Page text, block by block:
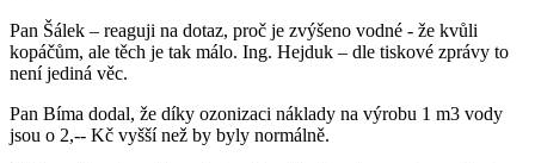
Pan Šálek – reaguji na dotaz, proč je zvýšeno vodné - že kvůli
kopáčům, ale těch je tak málo. Ing. Hejduk – dle tiskové zprávy to
není jediná věc.
Pan Bíma dodal, že díky ozonizaci náklady na výrobu 1 m3 vody
jsou o 2,-- Kč vyšší než by byly normálně.